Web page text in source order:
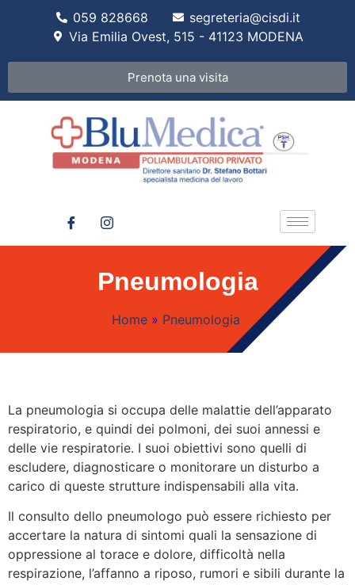
059 828668
segreteria@cisdi.it
Via Emilia Ovest, 515 - 41123 MODENA
Prenota una visita
Pneumologia
Home » Pneumologia
La pneumologia si occupa delle malattie dell’apparato
respiratorio, e quindi dei polmoni, dei suoi annessi e
delle vie respiratorie. I suoi obiettivi sono quelli di
escludere, diagnosticare o monitorare un disturbo a
carico di queste strutture indispensabili alla vita.
Il consulto dello pneumologo può essere richiesto per
accertare la natura di sintomi quali la sensazione di
oppressione al torace e dolore, difficoltà nella
respirazione, l’affanno a riposo, rumori e sibili durante la